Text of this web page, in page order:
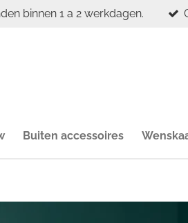
binnen 1 a 2 werkdagen.
Buiten accessoires